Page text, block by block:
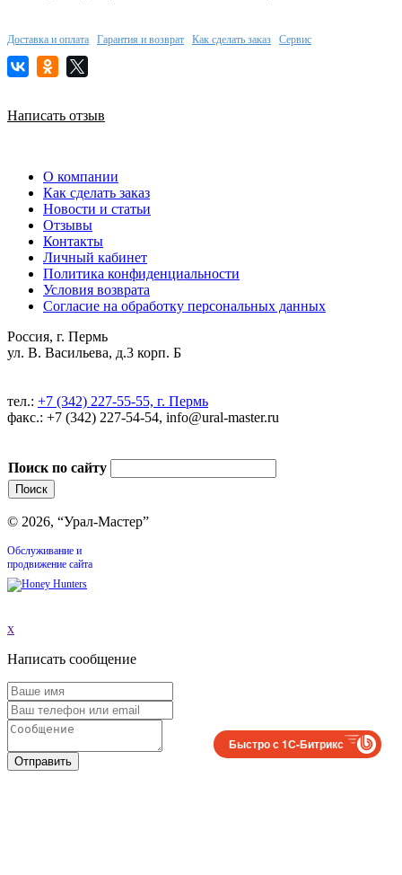
Доставка и оплата Гарантия и возврат Как сделать заказ Сервис
Написать отзыв
О компании
Как сделать заказ
Новости и статьи
Отзывы
Контакты
Личный кабинет
Политика конфиденциальности
Условия возврата
Согласие на обработку персональных данных
Россия, г. Пермь
ул. В. Васильева, д.3 корп. Б
тел.: +7 (342) 227-55-55, г. Пермь
факс.: +7 (342) 227-54-54, info@ural-master.ru
Поиск по сайту
© 2026, “Урал-Мастер”
Обслуживание и
продвижение сайта
x
Написать сообщение
Отправить
Быстро с 1С-Битрикс